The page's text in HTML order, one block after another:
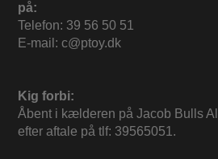
på:
Telefon: 39 56 50 51
E-mail: c@ptoy.dk
Kig forbi:
Åbent i kælderen på Jacob Bulls
efter aftale på tlf: 39565051.